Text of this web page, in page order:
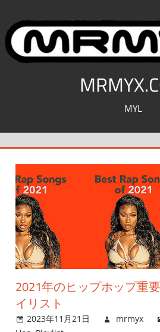
テ
ッ
MYL
2021年のヒップホップ重
イリスト
2023年11月21日 mrmyx